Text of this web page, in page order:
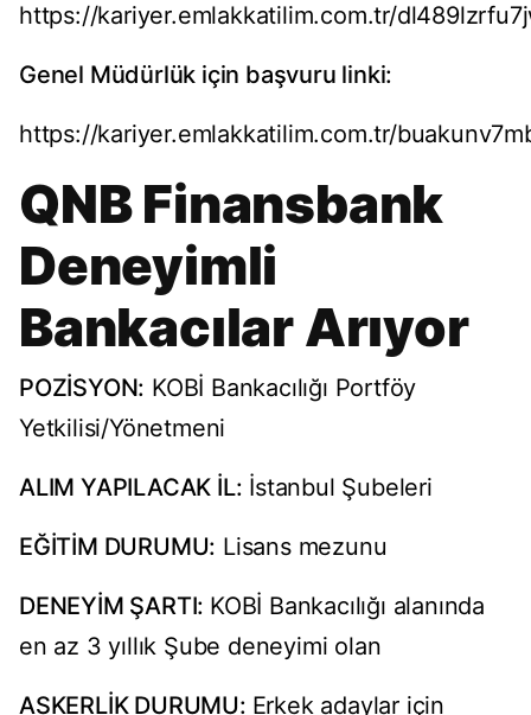
https://kariyer.emlakkatilim.com.tr/
Genel Müdürlük için başvuru linki:
https://kariyer.emlakkatilim.com.tr/
QNB Finansbank
Deneyimli
Bankacılar Arıyor
POZİSYON: KOBİ Bankacılığı Portföy
Yetkilisi/Yönetmeni
ALIM YAPILACAK İL: İstanbul Şubeleri
EĞİTİM DURUMU: Lisans mezunu
DENEYİM ŞARTI: KOBİ Bankacılığı alanında
en az 3 yıllık Şube deneyimi olan
ASKERLİK DURUMU: Erkek adaylar için